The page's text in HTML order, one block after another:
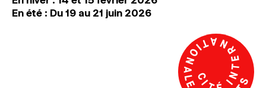
En été : Du 19 au 21 juin 2026